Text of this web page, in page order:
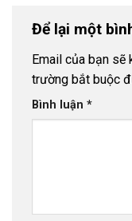
Để lại một
Email của bạn sẽ
trường bắt buộc
Bình luận *